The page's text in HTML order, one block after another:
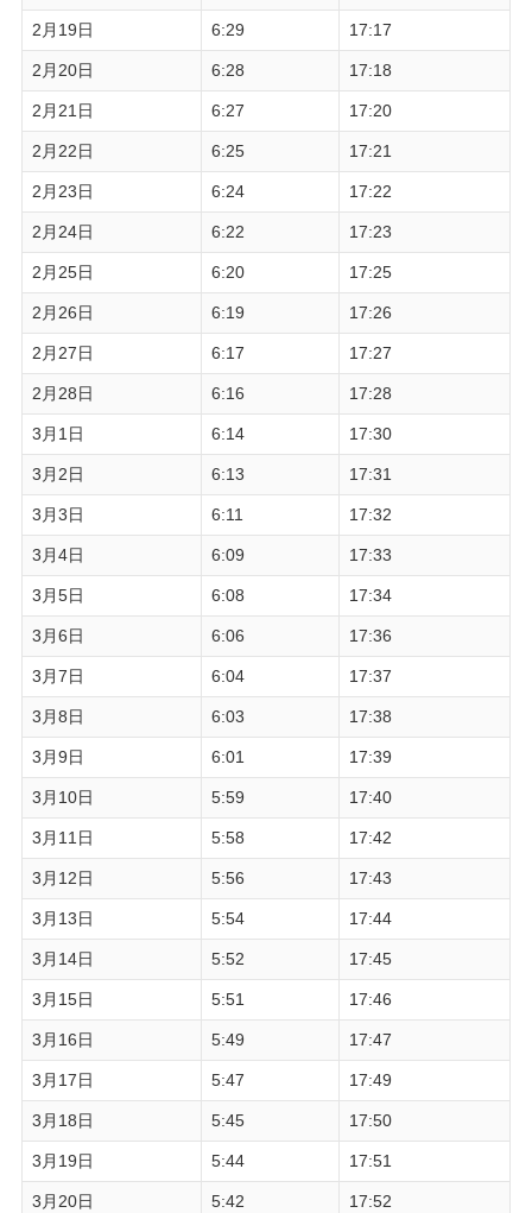
2月19日 6:29 17:17
2月20日 6:28 17:18
2月21日 6:27 17:20
2月22日 6:25 17:21
2月23日 6:24 17:22
2月24日 6:22 17:23
2月25日 6:20 17:25
2月26日 6:19 17:26
2月27日 6:17 17:27
2月28日 6:16 17:28
3月1日 6:14 17:30
3月2日 6:13 17:31
3月3日 6:11 17:32
3月4日 6:09 17:33
3月5日 6:08 17:34
3月6日 6:06 17:36
3月7日 6:04 17:37
3月8日 6:03 17:38
3月9日 6:01 17:39
3月10日 5:59 17:40
3月11日 5:58 17:42
3月12日 5:56 17:43
3月13日 5:54 17:44
3月14日 5:52 17:45
3月15日 5:51 17:46
3月16日 5:49 17:47
3月17日 5:47 17:49
3月18日 5:45 17:50
3月19日 5:44 17:51
3月20日 5:42 17:52